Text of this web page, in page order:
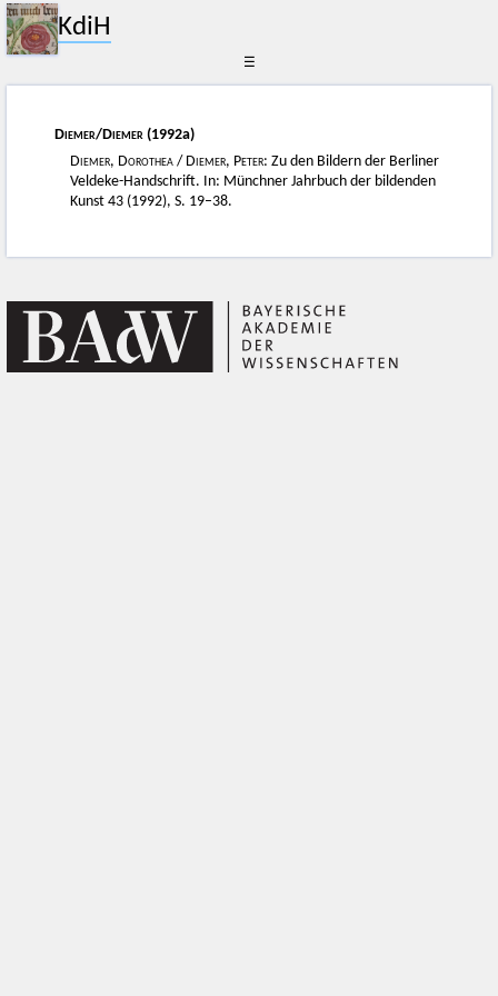
KdiH
☰
Diemer/Diemer (1992a)
Diemer, Dorothea / Diemer, Peter: Zu den Bildern der Berliner
Veldeke-Handschrift. In: Münchner Jahrbuch der bildenden
Kunst 43 (1992), S. 19–38.